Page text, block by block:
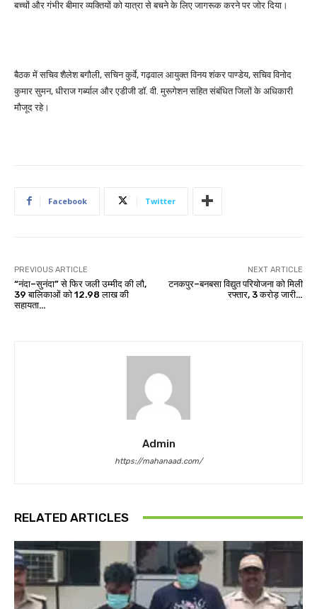
बच्चों और गंभीर बीमार व्यक्तियों को यात्रा से बचने के लिए जागरूक करने पर जोर दिया।
बैठक में सचिव शैलेश बगौली, सचिन कुर्वे, गढ़वाल आयुक्त विनय शंकर पाण्डेय, सचिव विनोद
कुमार सुमन, धीराज गर्ब्याल और एडीजी डॉ. वी. मुरूगेशन सहित संबंधित जिलों के अधिकारी
मौजूद रहे।
Facebook Twitter
PREVIOUS ARTICLE
“नंदा–सुनंदा” से फिर जली उम्मीद की लौ,
39 बालिकाओं को ₹12.98 लाख की
सहायता…
NEXT ARTICLE
टनकपुर–बनबसा विद्युत परियोजना को मिली
रफ्तार, ₹3 करोड़ जारी…
Admin
https://mahanaad.com/
RELATED ARTICLES